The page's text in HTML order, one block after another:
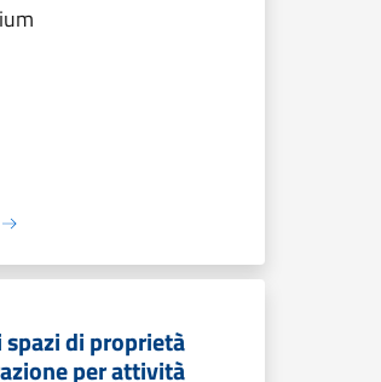
spazi di proprietà
per attività